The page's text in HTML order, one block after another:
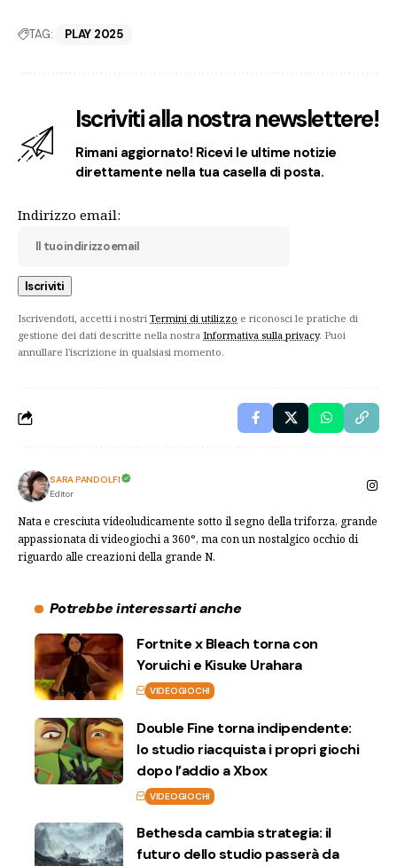
TAG: PLAY 2025
Iscriviti alla nostra newslettere!
Rimani aggiornato! Ricevi le ultime notizie
direttamente nella tua casella di posta.
Indirizzo email:
Iscrivendoti, accetti i nostri Termini di utilizzo e riconosci le pratiche di
gestione dei dati descritte nella nostra Informativa sulla privacy. Puoi
annullare l'iscrizione in qualsiasi momento.
SARA PANDOLFI
Editor
Nata e cresciuta videoludicamente sotto il segno della triforza, grande
appassionata di videogiochi a 360°, ma con un nostalgico occhio di
riguardo alle creazioni della grande N.
Potrebbe interessarti anche
Fortnite x Bleach torna con
Yoruichi e Kisuke Urahara
VIDEOGIOCHI
Double Fine torna indipendente:
lo studio riacquista i propri giochi
dopo l’addio a Xbox
VIDEOGIOCHI
Bethesda cambia strategia: il
futuro dello studio passerà da